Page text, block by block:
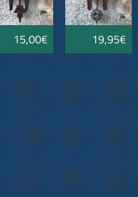
15,00€ 19,95€